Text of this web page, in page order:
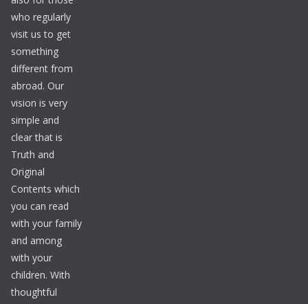
who regularly
visit us to get
something
different from
abroad. Our
vision is very
simple and
clear that is
Truth and
Original
Contents which
you can read
with your family
and among
with your
children. With
thoughtful